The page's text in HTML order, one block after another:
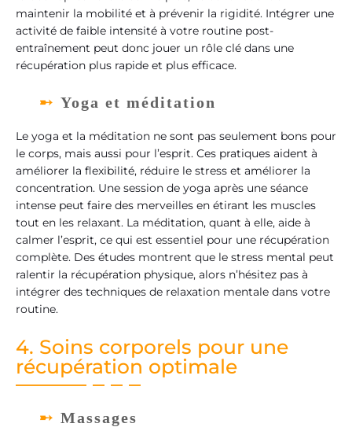
maintenir la mobilité et à prévenir la rigidité. Intégrer une
activité de faible intensité à votre routine post-
entraînement peut donc jouer un rôle clé dans une
récupération plus rapide et plus efficace.
Yoga et méditation
Le yoga et la méditation ne sont pas seulement bons pour
le corps, mais aussi pour l’esprit. Ces pratiques aident à
améliorer la flexibilité, réduire le stress et améliorer la
concentration. Une session de yoga après une séance
intense peut faire des merveilles en étirant les muscles
tout en les relaxant. La méditation, quant à elle, aide à
calmer l’esprit, ce qui est essentiel pour une récupération
complète. Des études montrent que le stress mental peut
ralentir la récupération physique, alors n’hésitez pas à
intégrer des techniques de relaxation mentale dans votre
routine.
4. Soins corporels pour une
récupération optimale
Massages